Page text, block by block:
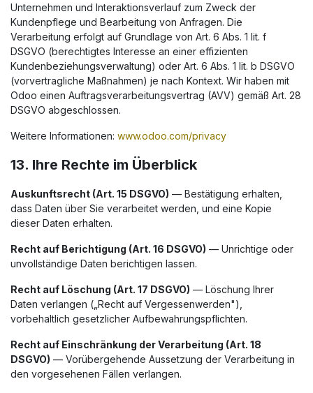
Unternehmen und Interaktionsverlauf zum Zweck der
Kundenpflege und Bearbeitung von Anfragen. Die
Verarbeitung erfolgt auf Grundlage von Art. 6 Abs. 1 lit. f
DSGVO (berechtigtes Interesse an einer effizienten
Kundenbeziehungsverwaltung) oder Art. 6 Abs. 1 lit. b DSGVO
(vorvertragliche Maßnahmen) je nach Kontext. Wir haben mit
Odoo einen Auftragsverarbeitungsvertrag (AVV) gemäß Art. 28
DSGVO abgeschlossen.
Weitere Informationen: www.odoo.com/privacy
13. Ihre Rechte im Überblick
Auskunftsrecht (Art. 15 DSGVO) — Bestätigung erhalten,
dass Daten über Sie verarbeitet werden, und eine Kopie
dieser Daten erhalten.
Recht auf Berichtigung (Art. 16 DSGVO) — Unrichtige oder
unvollständige Daten berichtigen lassen.
Recht auf Löschung (Art. 17 DSGVO) — Löschung Ihrer
Daten verlangen („Recht auf Vergessenwerden"),
vorbehaltlich gesetzlicher Aufbewahrungspflichten.
Recht auf Einschränkung der Verarbeitung (Art. 18
DSGVO) — Vorübergehende Aussetzung der Verarbeitung in
den vorgesehenen Fällen verlangen.